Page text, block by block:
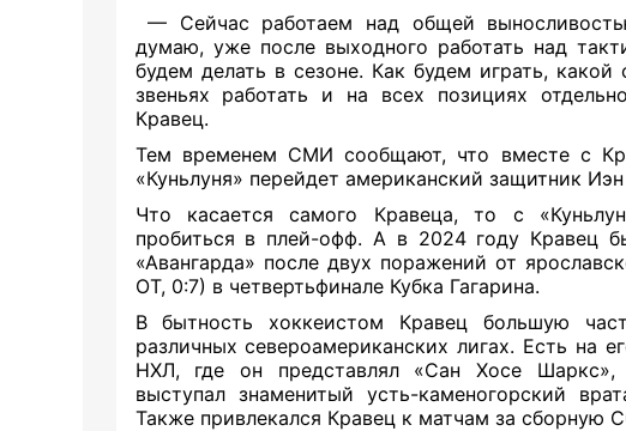
— Сейчас работаем над общей
думаю, уже после выходного работать над
будем делать в сезоне. Как будем играть,
звеньях работать и на всех позициях
Кравец.
Тем временем СМИ сообщают, что вместе с
«Куньлуня» перейдет американский защитник
Что касается самого Кравеца, то с
пробиться в плей-офф. А в 2024 году Кравец
«Авангарда» после двух поражений от
ОТ, 0:7) в четвертьфинале Кубка Гагарина.
В бытность хоккеистом Кравец большую
различных североамериканских лигах. Есть на
НХЛ, где он представлял «Сан Хосе
выступал знаменитый усть-каменогорский
Также привлекался Кравец к матчам за сборную